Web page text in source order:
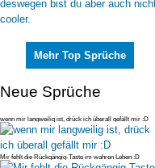
Mehr Top Sprüche
Neue Sprüche
wenn mir langweilig ist, drück ich überall gefällt mir :D
Mir fehlt die Rückgängig-Taste im wahren Leben :D